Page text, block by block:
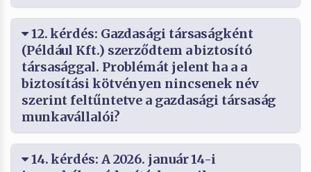
12. kérdés: Gazdasági társaságként
(Például Kft.) szerződtem a biztosító
társasággal. Problémát jelent ha a a
biztosítási kötvényen nincsenek név
szerint feltűntetve a gazdasági társaság
munkavállalói?
14. kérdés: A 2026. január 14-i